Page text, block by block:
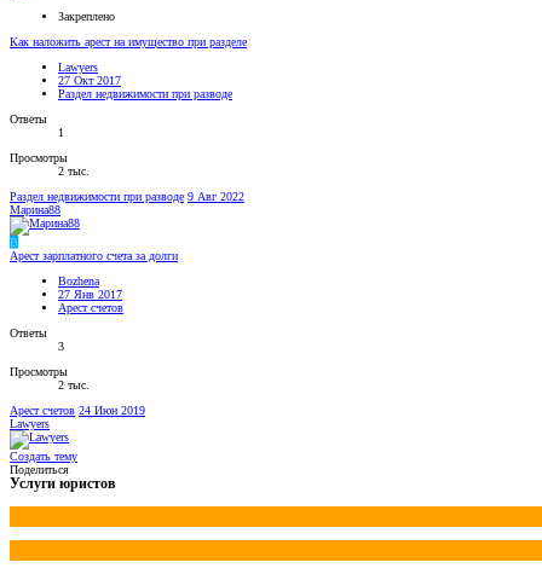
Закреплено
Как наложить арест на имущество при разделе
Lawyers
27 Окт 2017
Раздел недвижимости при разводе
Ответы
1
Просмотры
2 тыс.
Раздел недвижимости при разводе 9 Авг 2022
Марина88
B
Арест зарплатного счета за долги
Bozhena
27 Янв 2017
Арест счетов
Ответы
3
Просмотры
2 тыс.
Арест счетов 24 Июн 2019
Lawyers
Создать тему
Поделиться
Услуги юристов